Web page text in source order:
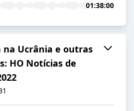
01:38:00
na Ucrânia e outras
HO Notícias de